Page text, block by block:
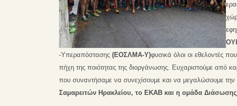
-Υπεραπόστασης (ΕΟΣΛΜΑ-Υ)φυσικά όλοι οι εθελοντές
πήχη της ποιότητας της διοργάνωσης. Ευχαριστούμε από
που συναντήσαμε να συνεχίσουμε και να μεγαλώσουμε
Σαμαρειτών Ηρακλείου, το ΕΚΑΒ και η ομάδα Διάσωσης